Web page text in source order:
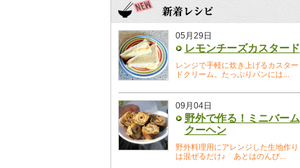
05月29日
レモンチーズカスタード
レンジで手軽に炊き上げるカスター
ドクリーム。たっぷりパンには...
09月04日
野外で作る！ミニバーム
クーヘン
野外料理用にアレンジした生地作り
は混ぜるだけ♪ あとはのんび...